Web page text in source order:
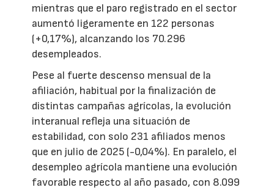
mientras que el paro registrado en el sector
aumentó ligeramente en 122 personas
(+0,17%), alcanzando los 70.296
desempleados.
Pese al fuerte descenso mensual de la
afiliación, habitual por la finalización de
distintas campañas agrícolas, la evolución
interanual refleja una situación de
estabilidad, con solo 231 afiliados menos
que en julio de 2025 (-0,04%). En paralelo, el
desempleo agrícola mantiene una evolución
favorable respecto al año pasado, con 8.099